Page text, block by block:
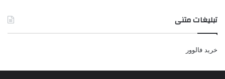
تبلیغات متنی
خرید فالوور